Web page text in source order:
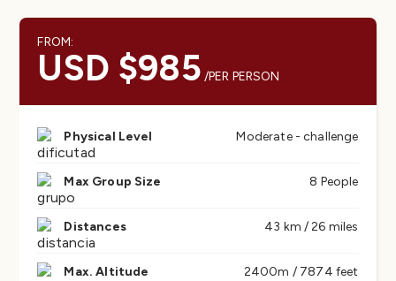
FROM:
USD $985 /PER PERSON
Physical Level Moderate - challenge
Max Group Size 8 People
Distances 43 km / 26 miles
Max. Altitude 2400m / 7874 feet